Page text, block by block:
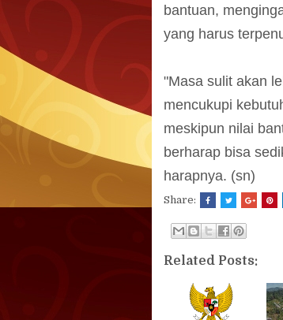
bantuan,
yang harus
"Masa sulit akan
mencukupi
meskipun nilai
berharap bisa
harapnya. (sn)
Share:
Related Posts: